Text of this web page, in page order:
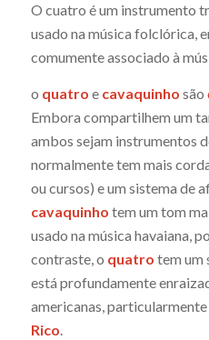
O cuatro é um instrumento
usado na música folclórica,
comumente associado à
o quatro e cavaquinho são
Embora compartilhem um
ambos sejam instrumentos
normalmente tem mais
ou cursos) e um sistema de
cavaquinho tem um tom
usado na música havaiana,
contraste, o quatro tem um
está profundamente
americanas, particularmente
Rico.